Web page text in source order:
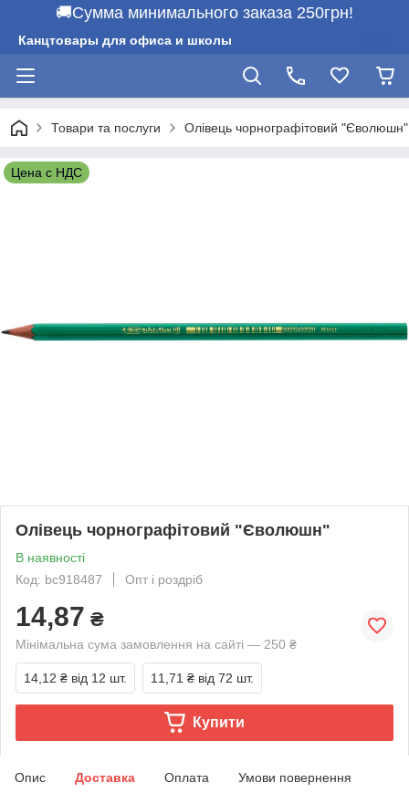
🚚Сумма минимального заказа 250грн!
Канцтовары для офиса и школы
Товари та послуги Олівець чорнографітовий "Єволюшн"
Цена с НДС
Олівець чорнографітовий "Єволюшн"
В наявності
Код: bc918487
Опт і роздріб
14,87 ₴
Мінімальна сума замовлення на сайті — 250 ₴
14,12 ₴ від 12 шт. 11,71 ₴ від 72 шт.
Купити
Опис Доставка Оплата Умови повернення